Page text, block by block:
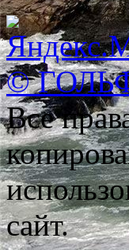
©
Все
сайт.